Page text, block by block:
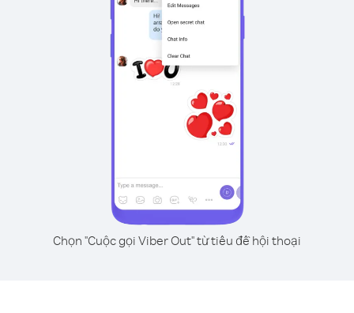
Chọn "Cuộc gọi Viber Out" từ tiêu đề hội thoại